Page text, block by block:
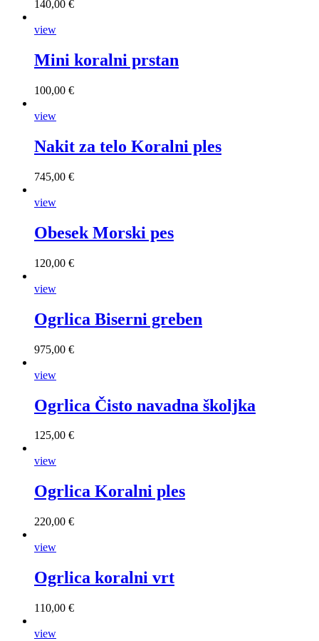
140,00 €
view
Mini koralni prstan
100,00 €
view
Nakit za telo Koralni ples
745,00 €
view
Obesek Morski pes
120,00 €
view
Ogrlica Biserni greben
975,00 €
view
Ogrlica Čisto navadna školjka
125,00 €
view
Ogrlica Koralni ples
220,00 €
view
Ogrlica koralni vrt
110,00 €
view